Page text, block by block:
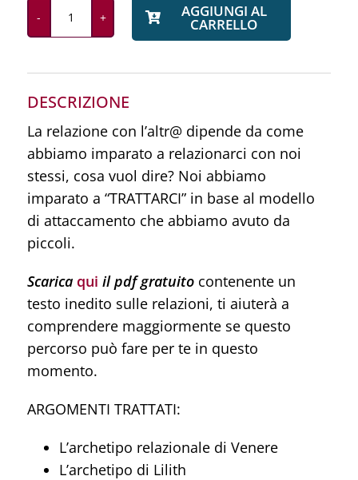
L'Ombra
Relazioni
quantità
AGGIUNGI AL
CARRELLO
DESCRIZIONE
La relazione con l’altr@ dipende da come
abbiamo imparato a relazionarci con noi
stessi, cosa vuol dire? Noi abbiamo
imparato a “TRATTARCI” in base al modello
di attaccamento che abbiamo avuto da
piccoli.
Scarica qui il pdf gratuitocontenente un
testo inedito sulle relazioni, ti aiuterà a
comprendere maggiormente se questo
percorso può fare per te in questo
momento.
ARGOMENTI TRATTATI:
L’archetipo relazionale di Venere
L’archetipo di Lilith